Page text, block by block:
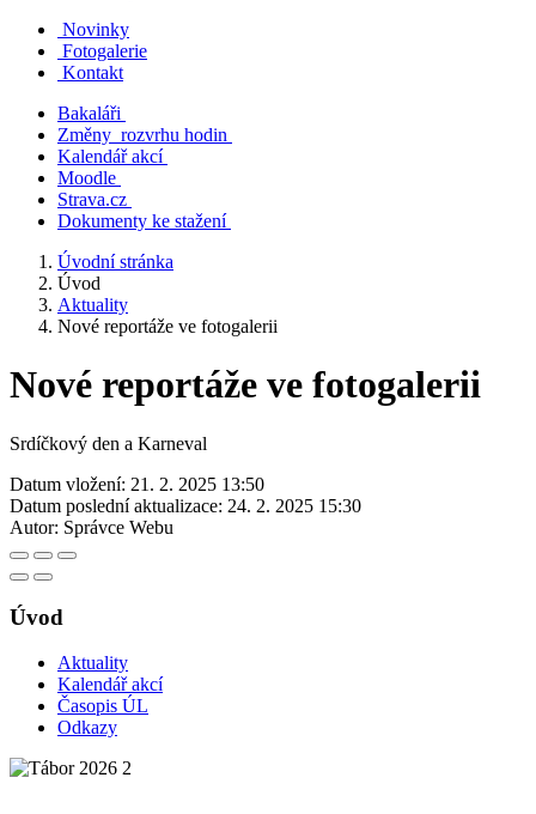
Novinky
Fotogalerie
Kontakt
Bakaláři
Změny rozvrhu hodin
Kalendář akcí
Moodle
Strava.cz
Dokumenty ke stažení
Úvodní stránka
Úvod
Aktuality
Nové reportáže ve fotogalerii
Nové reportáže ve fotogalerii
Srdíčkový den a Karneval
Datum vložení: 21. 2. 2025 13:50
Datum poslední aktualizace: 24. 2. 2025 15:30
Autor: Správce Webu
Úvod
Aktuality
Kalendář akcí
Časopis ÚL
Odkazy